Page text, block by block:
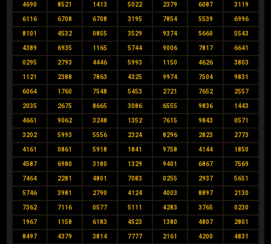
4690 8521 1413 5022 2379 6087 3119
6116 6708 6708 3195 7854 5539 6996
8101 4532 0855 3529 9374 5660 5543
4389 6935 1165 5744 9006 7817 6641
0295 2793 4446 5993 1150 4626 3803
1121 2388 7863 4325 9974 7504 9831
6064 1760 7548 5453 2721 7652 2557
2035 2675 8665 3086 6555 9836 1443
4661 9062 3248 1352 7615 9843 0571
3202 5993 5556 2324 8296 2823 2773
4161 0861 5918 1841 9758 4144 1850
4587 6980 3180 1329 9401 6867 7569
7464 2281 4801 7083 0255 2937 5651
5746 3981 2790 4124 4003 8897 2130
7362 7116 0577 5111 4283 3765 0230
1967 1158 6183 4523 1380 4807 2801
8497 4379 3814 7777 2161 4200 4831